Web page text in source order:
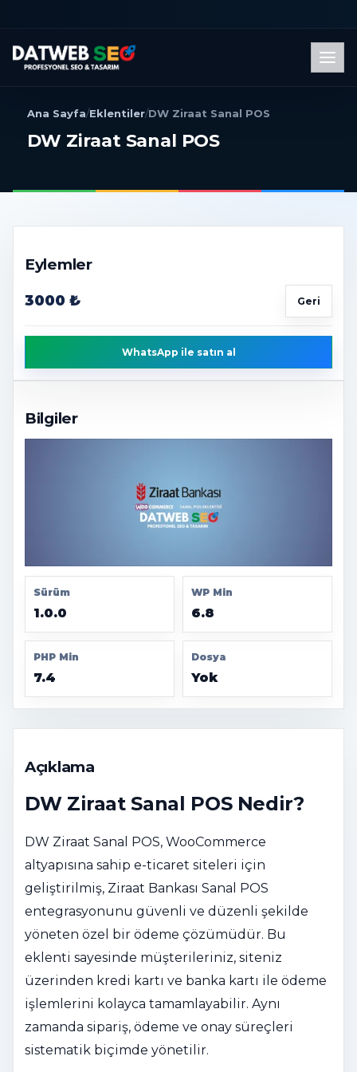
Menü
Ana Sayfa/Eklentiler/DW Ziraat Sanal POS
DW Ziraat Sanal POS
Eylemler
3000 ₺ Geri
WhatsApp ile satın al
Bilgiler
Sürüm
1.0.0
WP Min
6.8
PHP Min
7.4
Dosya
Yok
Açıklama
DW Ziraat Sanal POS Nedir?
DW Ziraat Sanal POS, WooCommerce
altyapısına sahip e-ticaret siteleri için
geliştirilmiş, Ziraat Bankası Sanal POS
entegrasyonunu güvenli ve düzenli şekilde
yöneten özel bir ödeme çözümüdür. Bu
eklenti sayesinde müşterileriniz, siteniz
üzerinden kredi kartı ve banka kartı ile ödeme
işlemlerini kolayca tamamlayabilir. Aynı
zamanda sipariş, ödeme ve onay süreçleri
sistematik biçimde yönetilir.